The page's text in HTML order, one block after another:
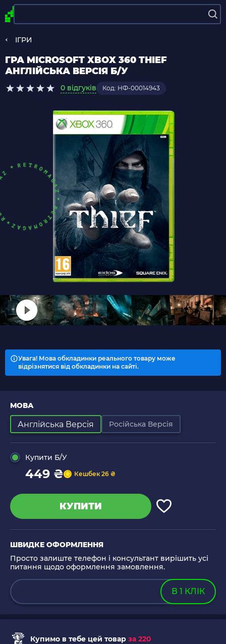
ІГРИ
ГРА MICROSOFT XBOX 360 THIEF
АНГЛІЙСЬКА ВЕРСІЯ Б/У
0 відгуків Код: НФ-00014943
Увага! Мова обкладинки реального товару може
відрізнятися від обкладинки на сайті.
МОВА
Англійська Версія Російська Версія
Купити Б/У
449 ₴ Кешбек 26 ₴
КУПИТИ
ШВИДКЕ ОФОРМЛЕННЯ
Просто залиште телефон і консультант вирішить усі
питання щодо оформлення замовлення.
В 1 КЛІК
Купимо в тебе цей товар за 220